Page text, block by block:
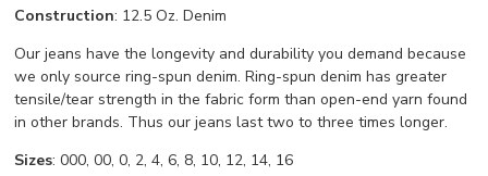
Construction: 12.5 Oz. Denim
Our jeans have the longevity and durability you demand because
we only source ring-spun denim. Ring-spun denim has greater
tensile/tear strength in the fabric form than open-end yarn found
in other brands. Thus our jeans last two to three times longer.
Sizes: 000, 00, 0, 2, 4, 6, 8, 10, 12, 14, 16